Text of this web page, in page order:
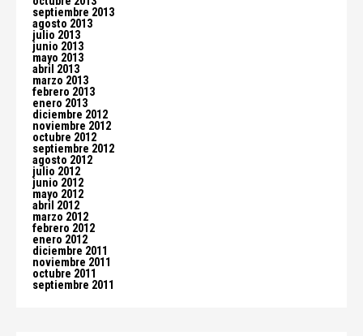
septiembre 2013
agosto 2013
julio 2013
junio 2013
mayo 2013
abril 2013
marzo 2013
febrero 2013
enero 2013
diciembre 2012
noviembre 2012
octubre 2012
septiembre 2012
agosto 2012
julio 2012
junio 2012
mayo 2012
abril 2012
marzo 2012
febrero 2012
enero 2012
diciembre 2011
noviembre 2011
octubre 2011
septiembre 2011